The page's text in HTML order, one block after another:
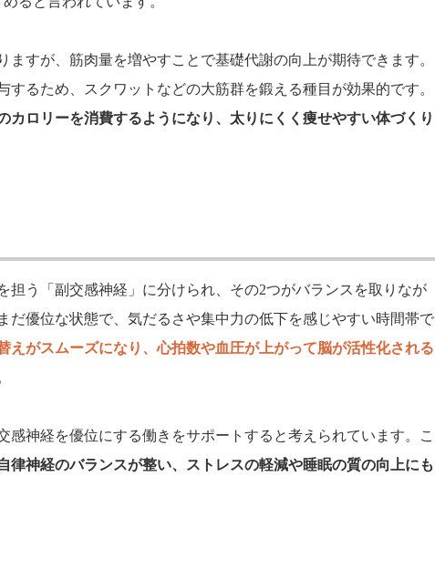
すが、筋肉量を増やすことで基礎代謝の向上が期待できます。
るため、スクワットなどの大筋群を鍛える種目が効果的です。
カロリーを消費するようになり、太りにくく痩せやすい体づくり
担う「副交感神経」に分けられ、その2つがバランスを取りなが
だ優位な状態で、気だるさや集中力の低下を感じやすい時間帯で
えがスムーズになり、心拍数や血圧が上がって脳が活性化される
感神経を優位にする働きをサポートすると考えられています。こ
律神経のバランスが整い、ストレスの軽減や睡眠の質の向上にも